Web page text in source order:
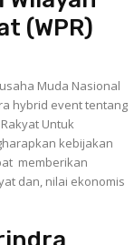
(WPR)
Muda Nasional
hybrid event tentang
Untuk
kebijakan
memberikan
dan, nilai ekonomis